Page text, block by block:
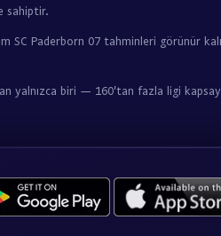
sahiptir.
SC Paderborn 07 tahminleri görünür
yalnızca biri — 160'tan fazla ligi